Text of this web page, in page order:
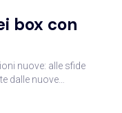
box con
nuove: alle sfide
dalle nuove